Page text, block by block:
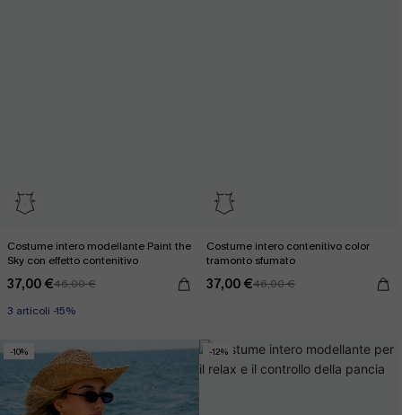
Costume intero modellante Paint the
Sky con effetto contenitivo
37,00 €46,00 €
3 articoli -15%
Costume intero contenitivo color
tramonto sfumato
37,00 €46,00 €
-10% -12%